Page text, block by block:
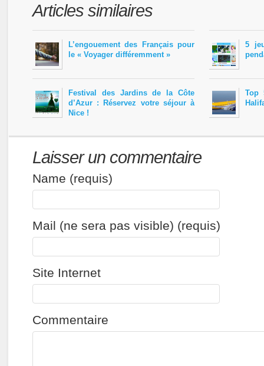
Articles similaires
L’engouement des Français pour
le « Voyager différemment »
5
Festival des Jardins de la Côte
d’Azur : Réservez votre séjour à
Nice !
Top
Laisser un commentaire
Name (requis)
Mail (ne sera pas visible) (requis)
Site Internet
Commentaire